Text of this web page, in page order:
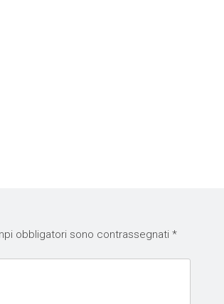
obbligatori sono contrassegnati *